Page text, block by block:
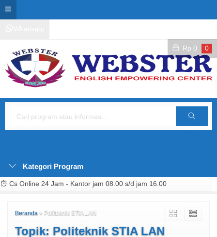
Rp 0 0
Cari
Kategori Program
Cs Online 24 Jam - Kantor jam 08.00 s/d jam 16.00
Beranda » Politeknik STIA LAN
Topik: Politeknik STIA LAN